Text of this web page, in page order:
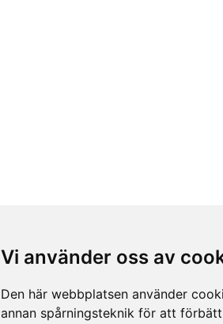
Vi använder oss av
Den här webbplatsen använder
annan spårningsteknik för att